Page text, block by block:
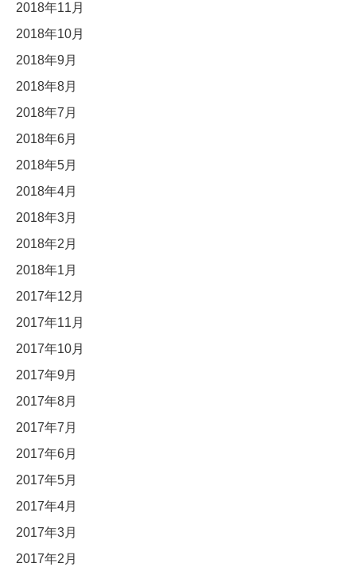
2018年11月
2018年10月
2018年9月
2018年8月
2018年7月
2018年6月
2018年5月
2018年4月
2018年3月
2018年2月
2018年1月
2017年12月
2017年11月
2017年10月
2017年9月
2017年8月
2017年7月
2017年6月
2017年5月
2017年4月
2017年3月
2017年2月